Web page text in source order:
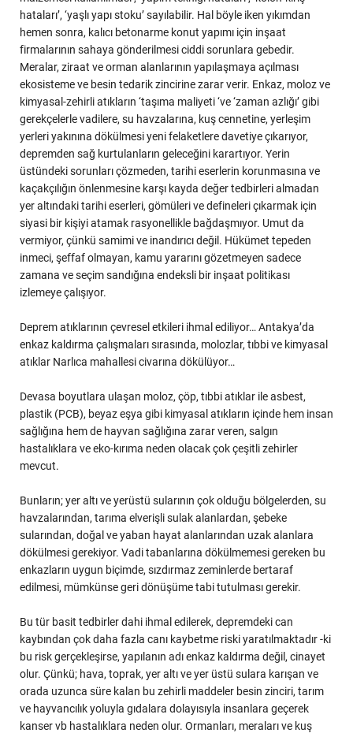
hataları’, ‘yaşlı yapı stoku’ sayılabilir. Hal böyle iken yıkımdan
hemen sonra, kalıcı betonarme konut yapımı için inşaat
firmalarının sahaya gönderilmesi ciddi sorunlara gebedir.
Meralar, ziraat ve orman alanlarının yapılaşmaya açılması
ekosisteme ve besin tedarik zincirine zarar verir. Enkaz, moloz ve
kimyasal-zehirli atıkların ‘taşıma maliyeti ‘ve ‘zaman azlığı’ gibi
gerekçelerle vadilere, su havzalarına, kuş cennetine, yerleşim
yerleri yakınına dökülmesi yeni felaketlere davetiye çıkarıyor,
depremden sağ kurtulanların geleceğini karartıyor. Yerin
üstündeki sorunları çözmeden, tarihi eserlerin korunmasına ve
kaçakçılığın önlenmesine karşı kayda değer tedbirleri almadan
yer altındaki tarihi eserleri, gömüleri ve defineleri çıkarmak için
siyasi bir kişiyi atamak rasyonellikle bağdaşmıyor. Umut da
vermiyor, çünkü samimi ve inandırıcı değil. Hükümet tepeden
inmeci, şeffaf olmayan, kamu yararını gözetmeyen sadece
zamana ve seçim sandığına endeksli bir inşaat politikası
izlemeye çalışıyor.
Deprem atıklarının çevresel etkileri ihmal ediliyor… Antakya’da
enkaz kaldırma çalışmaları sırasında, molozlar, tıbbi ve kimyasal
atıklar Narlıca mahallesi civarına dökülüyor…
Devasa boyutlara ulaşan moloz, çöp, tıbbi atıklar ile asbest,
plastik (PCB), beyaz eşya gibi kimyasal atıkların içinde hem insan
sağlığına hem de hayvan sağlığına zarar veren, salgın
hastalıklara ve eko-kırıma neden olacak çok çeşitli zehirler
mevcut.
Bunların; yer altı ve yerüstü sularının çok olduğu bölgelerden, su
havzalarından, tarıma elverişli sulak alanlardan, şebeke
sularından, doğal ve yaban hayat alanlarından uzak alanlara
dökülmesi gerekiyor. Vadi tabanlarına dökülmemesi gereken bu
enkazların uygun biçimde, sızdırmaz zeminlerde bertaraf
edilmesi, mümkünse geri dönüşüme tabi tutulması gerekir.
Bu tür basit tedbirler dahi ihmal edilerek, depremdeki can
kaybından çok daha fazla canı kaybetme riski yaratılmaktadır -ki
bu risk gerçekleşirse, yapılanın adı enkaz kaldırma değil, cinayet
olur. Çünkü; hava, toprak, yer altı ve yer üstü sulara karışan ve
orada uzunca süre kalan bu zehirli maddeler besin zinciri, tarım
ve hayvancılık yoluyla gıdalara dolayısıyla insanlara geçerek
kanser vb hastalıklara neden olur. Ormanları, meraları ve kuş